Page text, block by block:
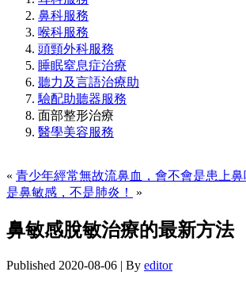
鼻科服務
喉科服務
頭頸外科服務
睡眠窒息症治療
聽力及言語治療助
驗配助聽器服務
面部整形治療
醫學美容服務
« 青少年經常無故流鼻血，會不會是患上鼻
是鼻敏感，不是肺炎！
»
鼻敏感脫敏治療的最新方法
Published 2020-08-06 | By editor